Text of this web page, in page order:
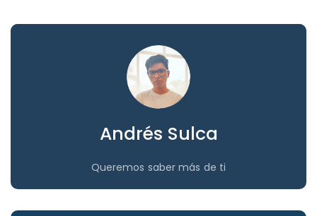
Andrés Sulca
Queremos saber más de ti